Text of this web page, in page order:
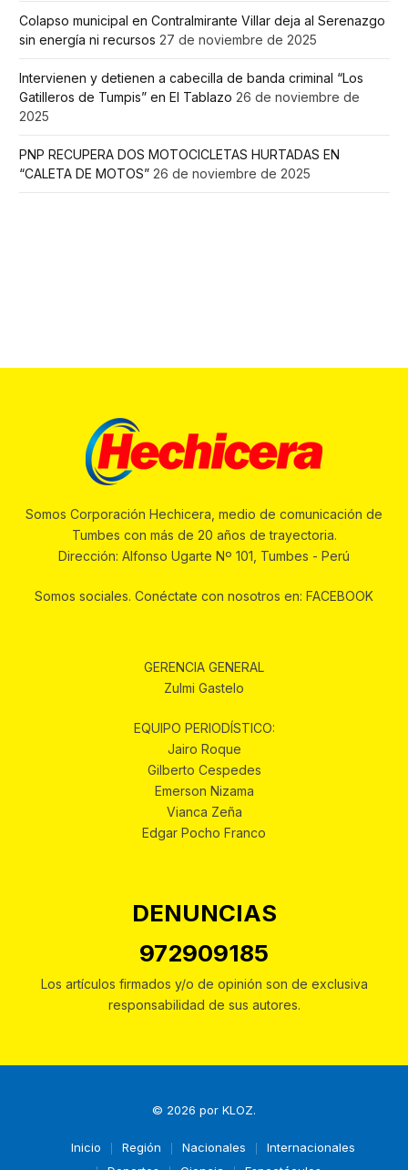
Colapso municipal en Contralmirante Villar deja al Serenazgo
sin energía ni recursos 27 de noviembre de 2025
Intervienen y detienen a cabecilla de banda criminal “Los
Gatilleros de Tumpis” en El Tablazo 26 de noviembre de
2025
PNP RECUPERA DOS MOTOCICLETAS HURTADAS EN
“CALETA DE MOTOS” 26 de noviembre de 2025
Somos Corporación Hechicera, medio de comunicación de
Tumbes con más de 20 años de trayectoria.
Dirección: Alfonso Ugarte Nº 101, Tumbes - Perú
Somos sociales. Conéctate con nosotros en: FACEBOOK
GERENCIA GENERAL
Zulmi Gastelo
EQUIPO PERIODÍSTICO:
Jairo Roque
Gilberto Cespedes
Emerson Nizama
Vianca Zeña
Edgar Pocho Franco
DENUNCIAS
972909185
Los artículos firmados y/o de opinión son de exclusiva
responsabilidad de sus autores.
© 2026 por KLOZ.
Inicio Región Nacionales
Internacionales